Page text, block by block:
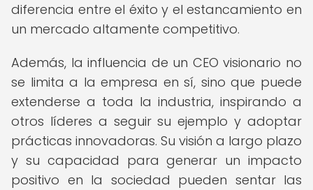
diferencia entre el éxito y el estancamiento en
un mercado altamente competitivo.
Además, la influencia de un CEO visionario no
se limita a la empresa en sí, sino que puede
extenderse a toda la industria, inspirando a
otros líderes a seguir su ejemplo y adoptar
prácticas innovadoras. Su visión a largo plazo
y su capacidad para generar un impacto
positivo en la sociedad pueden sentar las